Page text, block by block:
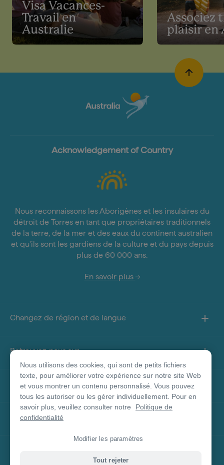
Visa Vacances-
Travail en
Australie
Associez
plaisir en
Acknowledgement of Country
Nous reconnaissons les Aborigènes et les insulaires du
détroit de Torres en tant que propriétaires traditionnels
de la terre, de la mer et des eaux du continent australien
et qu'ils sont les gardiens de la culture et du pays depuis
plus de 60 000 ans.
En savoir plus
Changez de région et de langue
Retrouvez-nous sur
À propos de ce site
Autres sites
Nous utilisons des cookies, qui sont de petits fichiers
texte, pour améliorer votre expérience sur notre site Web
et vous montrer un contenu personnalisé. Vous pouvez
tous les autoriser ou les gérer individuellement. Pour en
savoir plus, veuillez consulter notre
Politique de
confidentialité
Tout rejeter
Modifier les paramètres